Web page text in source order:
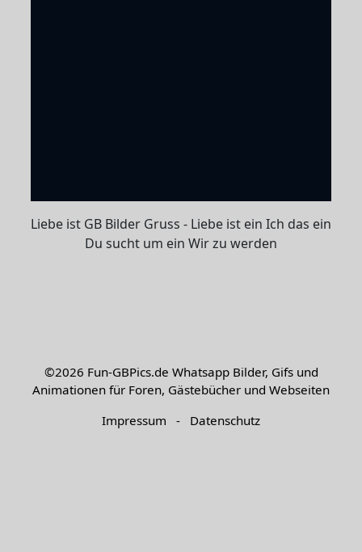
Liebe ist GB Bilder Gruss - Liebe ist ein Ich das ein
Du sucht um ein Wir zu werden
©2026 Fun-GBPics.de Whatsapp Bilder, Gifs und
Animationen für Foren, Gästebücher und Webseiten
Impressum - Datenschutz